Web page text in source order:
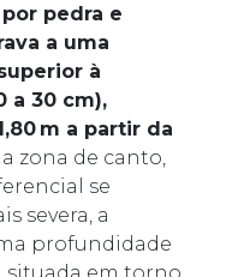
pedra e
a uma
à
a 30 cm),
m a partir da
zona de canto,
se
severa, a
profundidade